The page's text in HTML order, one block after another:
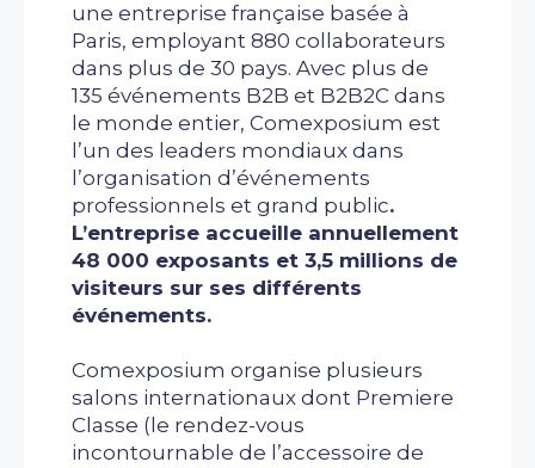
une entreprise française basée à
Paris, employant 880 collaborateurs
dans plus de 30 pays. Avec plus de
135 événements B2B et B2B2C dans
le monde entier, Comexposium est
l’un des leaders mondiaux dans
l’organisation d’événements
professionnels et grand public.
L’entreprise accueille annuellement
48 000 exposants et 3,5 millions de
visiteurs sur ses différents
événements.
Comexposium organise plusieurs
salons internationaux dont Premiere
Classe (le rendez-vous
incontournable de l’accessoire de